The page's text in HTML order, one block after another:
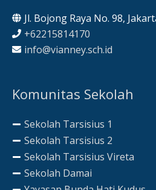
Jl. Bojong Raya No. 98,
+62215814170
info@vianney.sch.id
Komunitas Sekolah
Sekolah Tarsisius 1
Sekolah Tarsisius 2
Sekolah Tarsisius Vireta
Sekolah Damai